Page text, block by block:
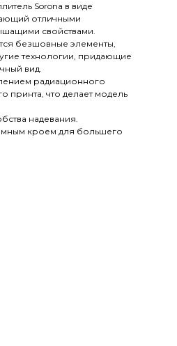
Sorona в виде
отличными
свойствами.
безшовные элементы,
технологии, придающие
вид.
радиационного
принта, что делает модель
надевания.
кроем для большего